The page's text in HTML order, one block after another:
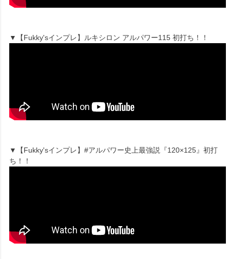
▼【Fukky'sインプレ】ルキシロン アルパワー115 初打ち！！
▼【Fukky'sインプレ】#アルパワー史上最強説『120×125』初打
ち！！